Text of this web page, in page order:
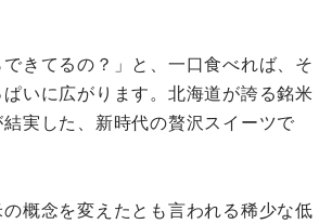
できてるの？」と、一口食べれば、そ
いに広がります。北海道が誇る銘米
実した、新時代の贅沢スイーツで
概念を変えたとも言われる稀少な低